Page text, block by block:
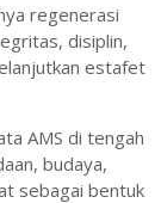
regenerasi
disiplin,
estafet
AMS di tengah
budaya,
sebagai bentuk